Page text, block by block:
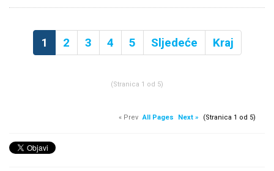
1 2 3 4 5 Sljedeće Kraj
(Stranica 1 od 5)
« Prev All Pages Next » (Stranica 1 od 5)